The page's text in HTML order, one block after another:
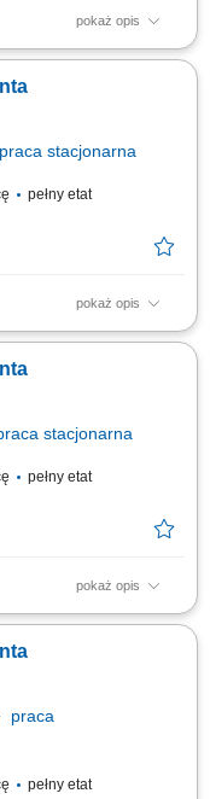
pokaż opis
i oczekiwań Klientów,
Banku poprzez
detalicznych,
praca stacjonarna
pełny etat
pokaż opis
i oczekiwań Klientów,
Banku poprzez
detalicznych,
stacjonarna
pełny etat
pokaż opis
i oczekiwań Klientów,
Banku poprzez
detalicznych,
praca
pełny etat